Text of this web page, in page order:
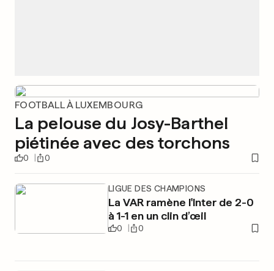
FOOTBALL À LUXEMBOURG
La pelouse du Josy-Barthel
piétinée avec des torchons
0 0
LIGUE DES CHAMPIONS
La VAR ramène l'Inter de 2-0
à 1-1 en un clin d’œil
0 0